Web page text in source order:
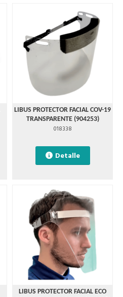
LIBUS PROTECTOR FACIAL COV-19
TRANSPARENTE (904253)
018338
Detalle
LIBUS PROTECTOR FACIAL ECO